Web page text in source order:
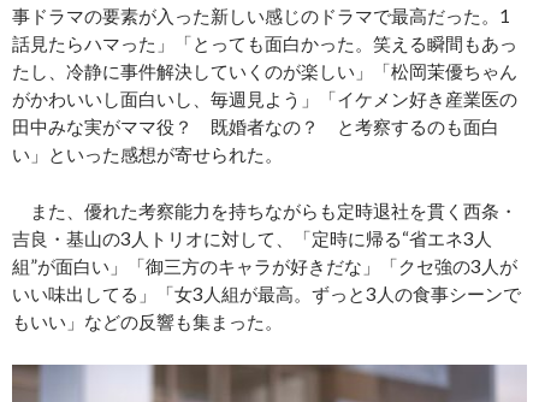
事ドラマの要素が入った新しい感じのドラマで最高だった。1
話見たらハマった」「とっても面白かった。笑える瞬間もあっ
たし、冷静に事件解決していくのが楽しい」「松岡茉優ちゃん
がかわいいし面白いし、毎週見よう」「イケメン好き産業医の
田中みな実がママ役？ 既婚者なの？ と考察するのも面白
い」といった感想が寄せられた。
また、優れた考察能力を持ちながらも定時退社を貫く西条・
吉良・基山の3人トリオに対して、「定時に帰る“省エネ3人
組”が面白い」「御三方のキャラが好きだな」「クセ強の3人が
いい味出してる」「女3人組が最高。ずっと3人の食事シーンで
もいい」などの反響も集まった。